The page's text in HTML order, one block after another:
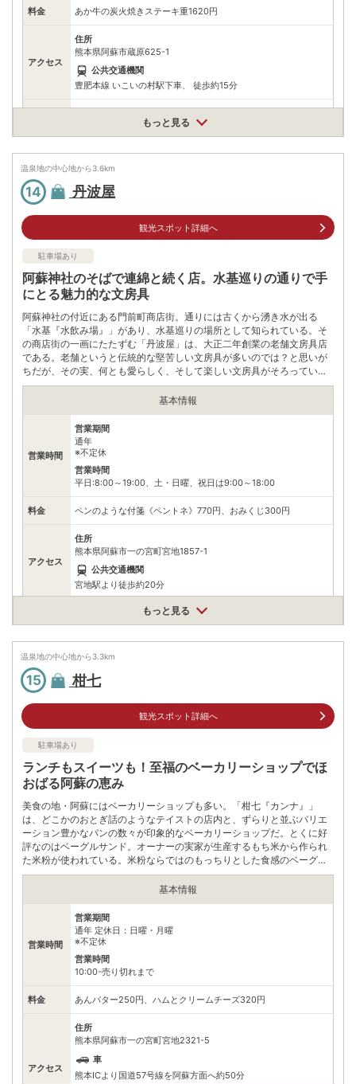
料金 あか牛の炭火焼きステーキ重1620円
アクセス
住所
熊本県阿蘇市蔵原625-1
公共交通機関
豊肥本線 いこいの村駅下車、 徒歩約15分
電話番号 967340087
※ 掲載情報は変更になる場合があります。最新の内容はご利用前にご自身でお
問合せください。
※ 料金情報は税込・税抜表記が混ざっております。正しい金額はご利用前にご
自身でお問合せください。
もっと見る
温泉地の中心地から3.6km
14 丹波屋
観光スポット詳細へ
駐車場あり
阿蘇神社のそばで連綿と続く店。水基巡りの通りで手
にとる魅力的な文房具
阿蘇神社の付近にある門前町商店街。通りには古くから湧き水が出る
「水基『水飲み場』」があり、水基巡りの場所として知られている。そ
の商店街の一画にたたずむ「丹波屋」は、大正二年創業の老舗文房具店
である。老舗というと伝統的な堅苦しい文房具が多いのでは？と思いが
ちだが、その実、何とも愛らしく、そして楽しい文房具がそろってい
る。とくに水に濡れると文字が浮かび上がるおみくじは参拝客にとって
必見の品だ。丹波屋の前にある湧き水につければ内容が楽しめる。ほか
のマグカップ、トートなど、思わず手に取りたくなるものばかりであ
基本情報
営業時間
営業期間
通年
※不定休
営業時間
平日:8:00～19:00、土・日曜、祝日は9:00～18:00
料金 ペンのような付箋《ペントネ》770円、おみくじ300円
アクセス
住所
熊本県阿蘇市一の宮町宮地1857-1
公共交通機関
宮地駅より徒歩約20分
電話番号 967220115
※ 掲載情報は変更になる場合があります。最新の内容はご利用前にご自身でお
問合せください。
※ 料金情報は税込・税抜表記が混ざっております。正しい金額はご利用前にご
自身でお問合せください。
もっと見る
温泉地の中心地から3.3km
15 柑七
観光スポット詳細へ
駐車場あり
ランチもスイーツも！至福のベーカリーショップでほ
おばる阿蘇の恵み
美食の地・阿蘇にはベーカリーショップも多い。「柑七『カンナ』」
は、どこかのおとぎ話のようなテイストの店内と、ずらりと並ぶバリエ
ーション豊かなパンの数々が印象的なベーカリーショップだ。とくに好
評なのはベーグルサンド。オーナーの実家が生産するもち米から作られ
た米粉が使われている。米粉ならではのもっちりとした食感のベーグル
は、店内でベーグルサンドにしてもらうこともできる。クリームチーズ
やベーコンを使った食事系、はちみつやフルーツ、あんをつかったスイ
になる人も多く、パン愛好家なら見逃せないショップである。
基本情報
営業時間
営業期間
通年 定休日：日曜・月曜
※不定休
営業時間
10:00-売り切れまで
料金 あんバター250円、ハムとクリームチーズ320円
アクセス
住所
熊本県阿蘇市一の宮町宮地2321-5
車
熊本ICより国道57号線を阿蘇方面へ約50分